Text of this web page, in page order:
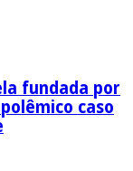
fundada por
caso